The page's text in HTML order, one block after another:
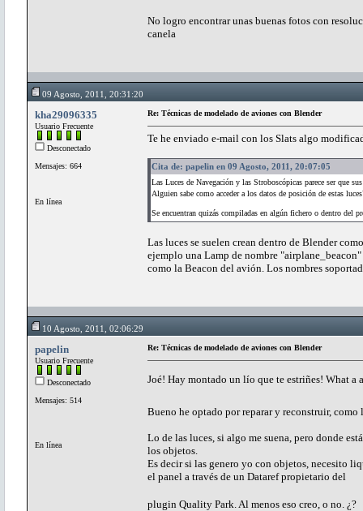
No logro encontrar unas buenas fotos con
canela
09 Agosto, 2011, 20:31:20
kha29096335
Usuario Frecuente
Desconectado
Mensajes: 664
En línea
Re: Técnicas de modelado de aviones con Blender
Te he enviado e-mail con los Slats algo
Cita de: papelin en 09 Agosto, 2011, 20:07:05
Las Luces de Navegación y las Stroboscópicas parece ser que
Alguien sabe como acceder a los datos de posición de estas
Se encuentran quizás compiladas en algún fichero o dentro del
Las luces se suelen crean dentro de Blender
ejemplo una Lamp de nombre
como la Beacon del avión. Los nombres
10 Agosto, 2011, 02:06:29
papelin
Usuario Frecuente
Desconectado
Mensajes: 514
En línea
Re: Técnicas de modelado de aviones con Blender
Joé! Hay montado un lío que te estriñes! What a
Bueno he optado por reparar y reconstruir,
Lo de las luces, si algo me suena, pero donde
los objetos.
Es decir si las genero yo con objetos, necesito
el panel a través de un Dataref propietario del
plugin Quality Park. Al menos eso creo, o no. ¿?